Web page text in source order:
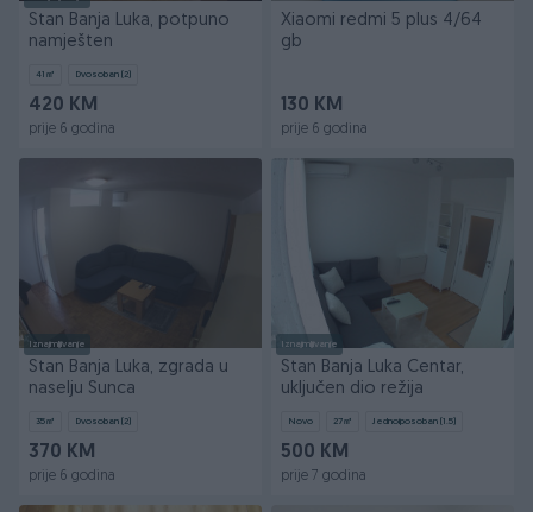
Stan Banja Luka, potpuno
namješten
41 ㎡ Dvosoban (2)
420 KM
prije 6 godina
Xiaomi redmi 5 plus 4/64
gb
130 KM
prije 6 godina
Iznajmljivanje
Stan Banja Luka, zgrada u
naselju Sunca
35㎡ Dvosoban (2)
370 KM
prije 6 godina
Iznajmljivanje
Stan Banja Luka Centar,
uključen dio režija
Novo 27㎡ Jednoiposoban (1.5)
500 KM
prije 7 godina